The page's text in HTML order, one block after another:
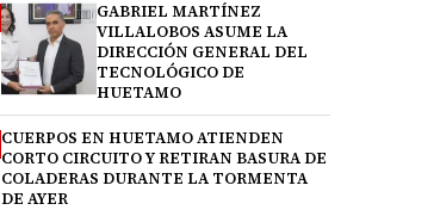
GABRIEL MARTÍNEZ
VILLALOBOS ASUME LA
DIRECCIÓN GENERAL DEL
TECNOLÓGICO DE
HUETAMO
CUERPOS EN HUETAMO ATIENDEN
CORTO CIRCUITO Y RETIRAN BASURA DE
COLADERAS DURANTE LA TORMENTA
DE AYER